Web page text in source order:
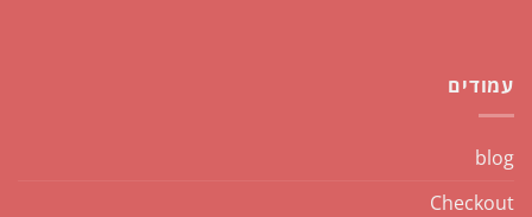
עמודים
blog
Checkout